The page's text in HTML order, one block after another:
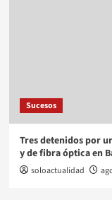
Sucesos
Tres detenidos por
y de fibra óptica en
soloactualidad